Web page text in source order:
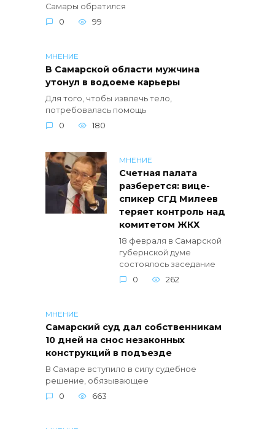
Самары обратился
0
99
МНЕНИЕ
В Самарской области мужчина
утонул в водоеме карьеры
Для того, чтобы извлечь тело,
потребовалась помощь
0
180
МНЕНИЕ
Счетная палата
разберется: вице-
спикер СГД Милеев
теряет контроль над
комитетом ЖКХ
18 февраля в Самарской
губернской думе
состоялось заседание
0
262
МНЕНИЕ
Самарский суд дал собственникам
10 дней на снос незаконных
конструкций в подъезде
В Самаре вступило в силу судебное
решение, обязывающее
0
663